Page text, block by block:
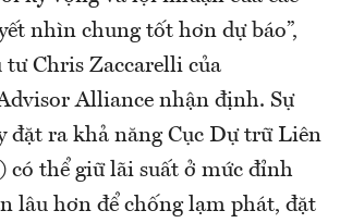
nhìn chung tốt hơn dự báo”,
tư Chris Zaccarelli của
Alliance nhận định. Sự
đặt ra khả năng Cục Dự trữ Liên
có thể giữ lãi suất ở mức đỉnh
lâu hơn để chống lạm phát, đặt